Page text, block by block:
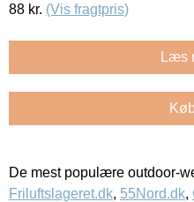
88 kr. (Vis fragtpris)
Læs
De mest populære outdoor-
Friluftslageret.dk, 55Nord.dk,